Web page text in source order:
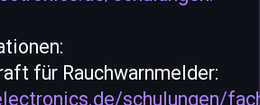
für Rauchwarnmelder:
schulungen/